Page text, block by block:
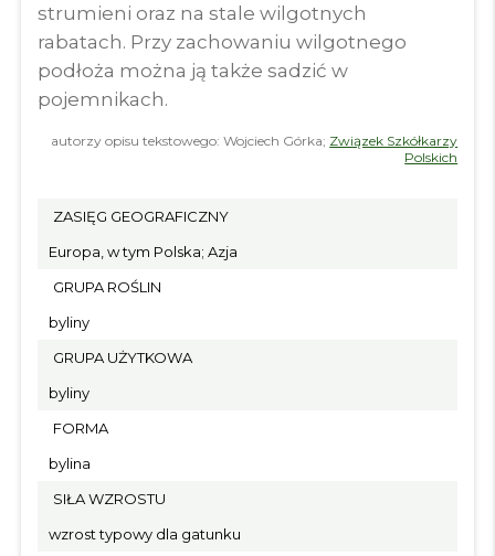
strumieni oraz na stale wilgotnych
rabatach. Przy zachowaniu wilgotnego
podłoża można ją także sadzić w
pojemnikach.
autorzy opisu tekstowego: Wojciech Górka; Związek Szkółkarzy
Polskich
ZASIĘG GEOGRAFICZNY
Europa, w tym Polska; Azja
GRUPA ROŚLIN
byliny
GRUPA UŻYTKOWA
byliny
FORMA
bylina
SIŁA WZROSTU
wzrost typowy dla gatunku